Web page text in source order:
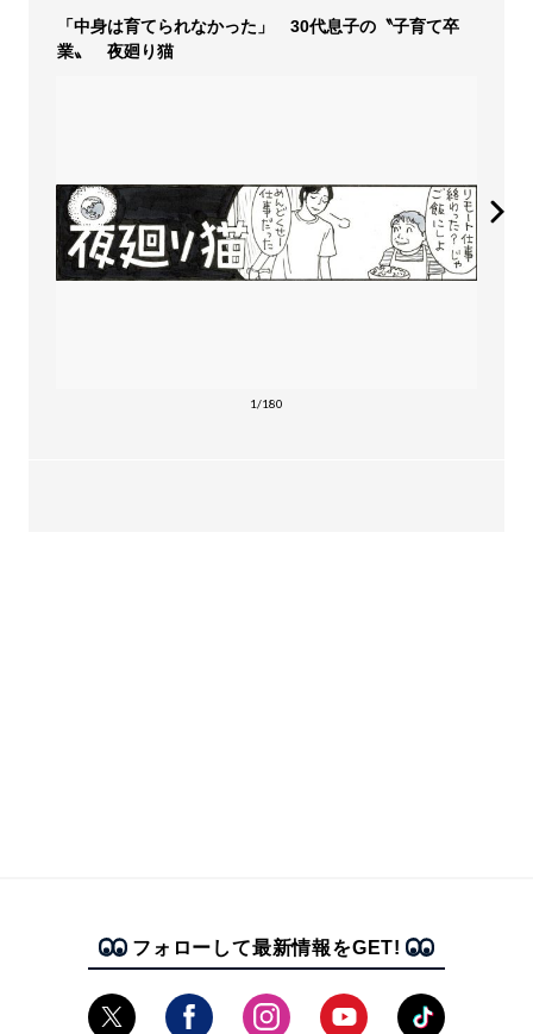
「中身は育てられなかった」 30代息子の〝子育て卒
業〟 夜廻り猫
1/180
フォローして最新情報をGET!